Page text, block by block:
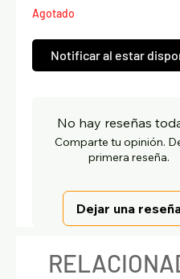
Agotado
Notificar al estar
No hay reseñas
Comparte tu opinión.
primera reseña.
Dejar una